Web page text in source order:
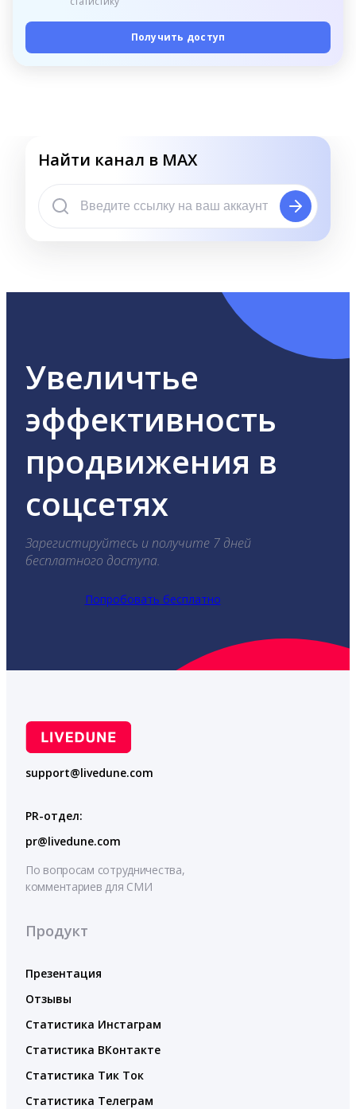
Получить доступ
Найти канал в MAX
Увеличтье
эффективность
продвижения в
соцсетях
Зарегистируйтесь и получите 7 дней
бесплатного доступа.
Попробовать бесплатно
support@livedune.com
PR-отдел:
pr@livedune.com
По вопросам сотрудничества,
комментариев для СМИ
Продукт
Презентация
Отзывы
Статистика Инстаграм
Статистика ВКонтакте
Статистика Тик Ток
Статистика Телеграм